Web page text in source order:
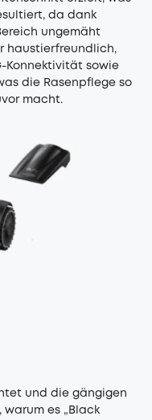
da dank
ungemäht
haustierfreundlich,
Konnektivität sowie
die Rasenpflege so
macht.
und die gängigen
warum es „Black